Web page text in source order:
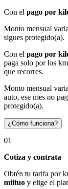
Con el pago por
Monto mensual
sigues protegido(a).
Con el pago por
paga solo por los km
que recorres.
Monto mensual
auto, ese mes no
protegido(a).
¿Cómo funciona?
01
Cotiza y contrata
Obtén tu tarifa por
miituo y elige el